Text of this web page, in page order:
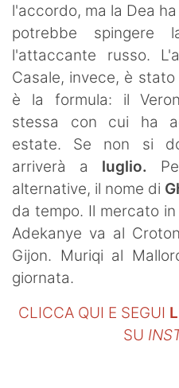
l'accordo, ma la Dea
potrebbe
l'attaccante russo.
Casale, invece, è
è la formula: il
stessa con cui ha
estate. Se non si
arriverà a luglio.
alternative, il nome di
da tempo. Il mercato
Adekanye va al
Gijon. Muriqi al
giornata.
CLICCA QUI E SEGUI
SU